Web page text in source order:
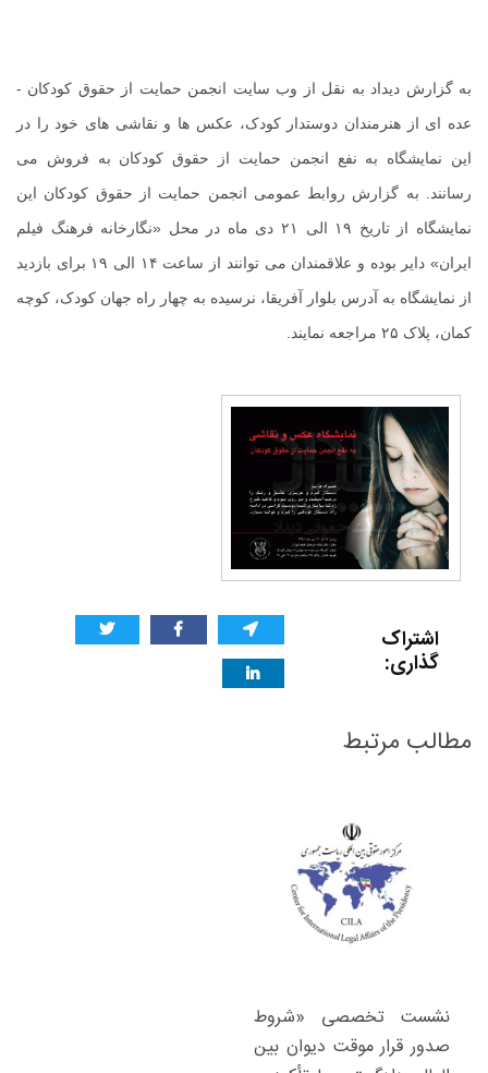
به گزارش دیداد به نقل از وب سایت انجمن حمایت از حقوق کودکان -
عده ای از هنرمندان دوستدار کودک، عکس ها و نقاشی های خود را در
این نمایشگاه به نفع انجمن حمایت از حقوق کودکان به فروش می
رسانند. به گزارش روابط عمومی انجمن حمایت از حقوق کودکان این
نمایشگاه از تاریخ ۱۹ الی ۲۱ دی ماه در محل «نگارخانه فرهنگ فیلم
ایران» دایر بوده و علاقمندان می توانند از ساعت ۱۴ الی ۱۹ برای بازدید
از نمایشگاه به آدرس بلوار آفریقا، نرسیده به چهار راه جهان کودک، کوچه
کمان، پلاک ۲۵ مراجعه نمایند.
اشتراک
گذاری:
مطالب مرتبط
نشست تخصصی «شروط
صدور قرار موقت دیوان بین